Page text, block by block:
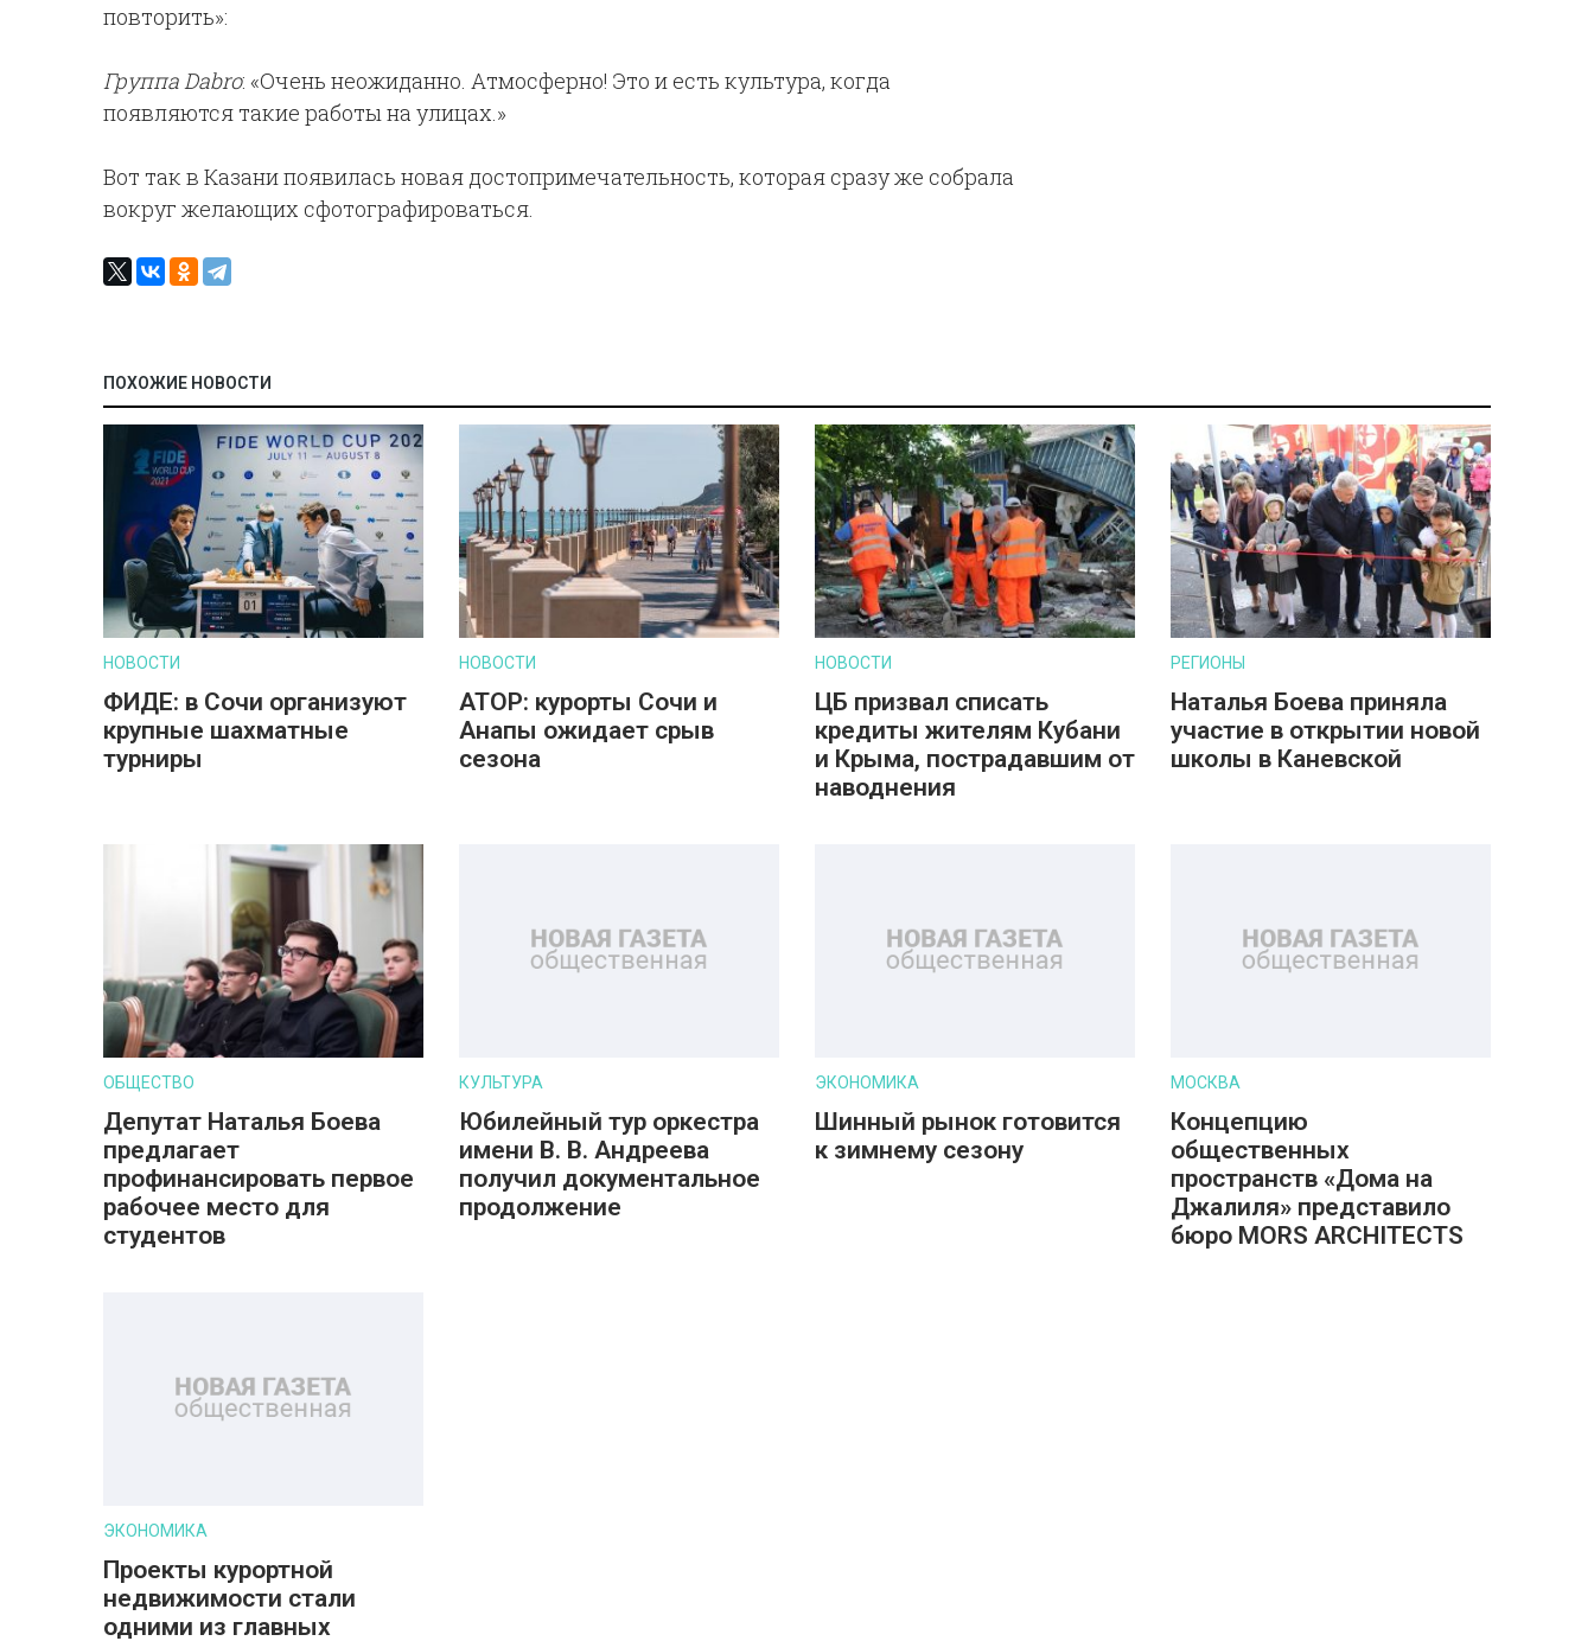
повторить»:
Группа Dabro: «Очень неожиданно. Атмосферно! Это и есть культура, когда
появляются такие работы на улицах.»
Вот так в Казани появилась новая достопримечательность, которая сразу же собрала
вокруг желающих сфотографироваться.
ПОХОЖИЕ НОВОСТИ
НОВОСТИ
ФИДЕ: в Сочи организуют
крупные шахматные
турниры
НОВОСТИ
АТОР: курорты Сочи и
Анапы ожидает срыв
сезона
НОВОСТИ
ЦБ призвал списать
кредиты жителям Кубани
и Крыма, пострадавшим от
наводнения
РЕГИОНЫ
Наталья Боева приняла
участие в открытии новой
школы в Каневской
ОБЩЕСТВО
Депутат Наталья Боева
предлагает
профинансировать первое
рабочее место для
студентов
КУЛЬТУРА
Юбилейный тур оркестра
имени В. В. Андреева
получил документальное
продолжение
ЭКОНОМИКА
Шинный рынок готовится
к зимнему сезону
МОСКВА
Концепцию
общественных
пространств «Дома на
Джалиля» представило
бюро MORS ARCHITECTS
ЭКОНОМИКА
Проекты курортной
недвижимости стали
одними из главных